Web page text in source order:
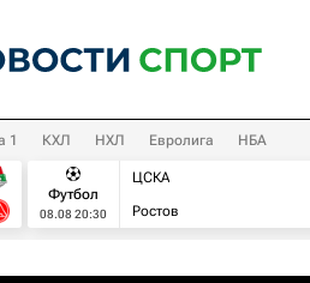
1 КХЛ НХЛ Евролига НБА
Футбол
08.08 20:30
ЦСКА
Ростов